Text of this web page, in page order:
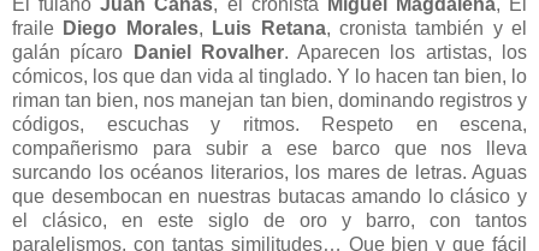
fraile Diego Morales, Luis Retana, cronista también y el
galán pícaro
Daniel Rovalher. Aparecen los artistas, los
cómicos, los que dan vida al tinglado. Y lo hacen tan bien, lo
riman tan bien, nos manejan tan bien, dominando registros y
códigos, escuchas y ritmos. Respeto en escena,
compañerismo para subir a ese barco que nos lleva
surcando los océanos literarios, los mares de letras. Aguas
que desembocan en nuestras butacas amando lo clásico y
el clásico, en este siglo de oro y barro, con tantos
paralelismos, con tantas similitudes… Que bien y que fácil